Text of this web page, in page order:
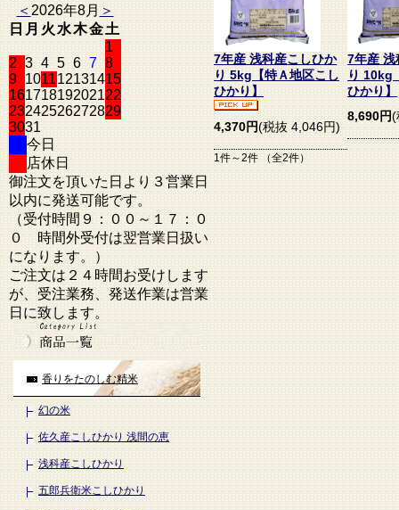
＜2026年8月＞
日月火水木金土
1
2 3 4 5 6 7 8
9 101112131415
16171819202122
23242526272829
3031
今日
店休日
御注文を頂いた日より３営業日
以内に発送可能です。
（受付時間９：００～１７：０
０ 時間外受付は翌営業日扱い
になります。）
ご注文は２４時間お受けします
が、受注業務、発送作業は営業
日に致します。
香りをたのしむ精米
幻の米
佐久産こしひかり 浅間の恵
浅科産こしひかり
五郎兵衛米こしひかり
7年産 浅科産こしひか
り 5kg【特Ａ地区こし
ひかり】
4,370円(税抜 4,046円)
7年産 浅
り 10kg
ひかり】
8,690円(
1件～2件 （全2件）